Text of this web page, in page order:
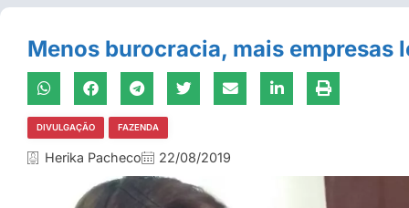
Menos burocracia, mais empresas
DIVULGAÇÃO FAZENDA
Herika Pacheco 22/08/2019